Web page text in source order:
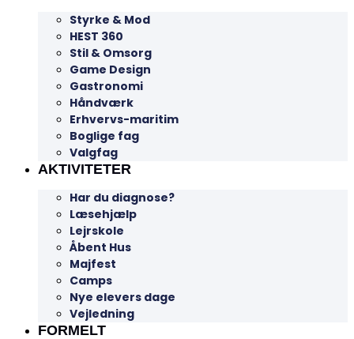
Styrke & Mod
HEST 360
Stil & Omsorg
Game Design
Gastronomi
Håndværk
Erhvervs-maritim
Boglige fag
Valgfag
AKTIVITETER
Har du diagnose?
Læsehjælp
Lejrskole
Åbent Hus
Majfest
Camps
Nye elevers dage
Vejledning
FORMELT